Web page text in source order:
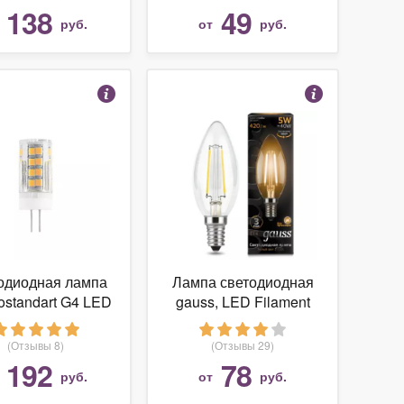
138 руб. от 49 руб.
лампа
G4 LED
7W 220V 4200K
(Отзывы 8)
192 руб.
Лампа светодиодная
gauss, LED Filament
Candle 103801105
E14, C35, 5Вт, 2700К
(Отзывы 29)
от 78 руб.